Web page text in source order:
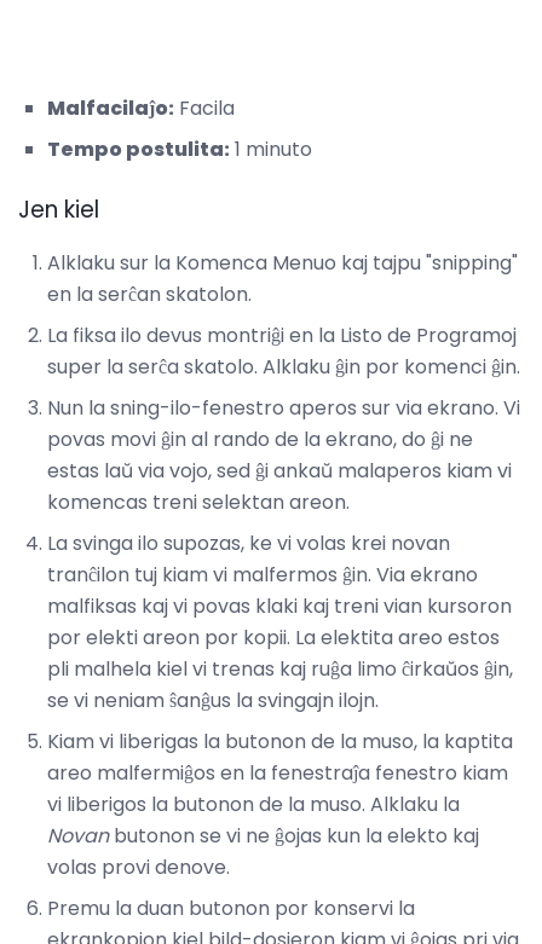
Malfacilaĵo: Facila
Tempo postulita: 1 minuto
Jen kiel
Alklaku sur la Komenca Menuo kaj tajpu "snipping"
en la serĉan skatolon.
La fiksa ilo devus montriĝi en la Listo de Programoj
super la serĉa skatolo. Alklaku ĝin por komenci ĝin.
Nun la sning-ilo-fenestro aperos sur via ekrano. Vi
povas movi ĝin al rando de la ekrano, do ĝi ne
estas laŭ via vojo, sed ĝi ankaŭ malaperos kiam vi
komencas treni selektan areon.
La svinga ilo supozas, ke vi volas krei novan
tranĉilon tuj kiam vi malfermos ĝin. Via ekrano
malfiksas kaj vi povas klaki kaj treni vian kursoron
por elekti areon por kopii. La elektita areo estos
pli malhela kiel vi trenas kaj ruĝa limo ĉirkaŭos ĝin,
se vi neniam ŝanĝus la svingajn ilojn.
Kiam vi liberigas la butonon de la muso, la kaptita
areo malfermiĝos en la fenestraĵa fenestro kiam
vi liberigos la butonon de la muso. Alklaku la
Novanbutonon se vi ne ĝojas kun la elekto kaj
volas provi denove.
Premu la duan butonon por konservi la